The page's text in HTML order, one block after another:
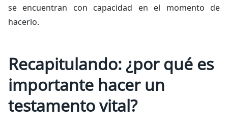
se encuentran con capacidad en el momento de
hacerlo.
Recapitulando: ¿por qué es
importante hacer un
testamento vital?